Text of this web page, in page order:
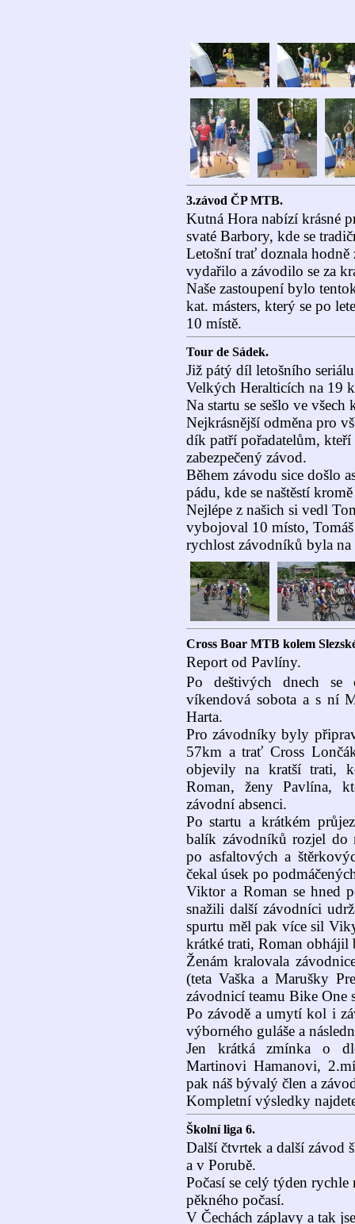
3.závod ČP MTB.
Kutná Hora nabízí krásné
svaté Barbory, kde se
Letošní trať doznala hodně
vydařilo a závodilo se za
Naše zastoupení bylo
kat. másters, který se po
10 místě.
Tour de Sádek.
Již pátý díl letošního
Velkých Heralticích na 19
Na startu se sešlo ve
Nejkrásnější odměna pro
dík patří pořadatelům,
zabezpečený závod.
Během závodu sice došlo
pádu, kde se naštěstí
Nejlépe z našich si vedl
vybojoval 10 místo,
rychlost závodníků byla
Cross Boar MTB kolem
Report od Pavlíny.
Po deštivých dnech se
víkendová sobota a s ní
Harta.
Pro závodníky byly
57km a trať Cross
objevily na kratší trati,
Roman, ženy Pavlína,
závodní absenci.
Po startu a krátkém
balík závodníků rozjel do
po asfaltových a
čekal úsek po
Viktor a Roman se hned
snažili další závodníci
spurtu měl pak více sil
krátké trati, Roman obhájil
Ženám kralovala
(teta Vaška a Marušky
závodnicí teamu Bike One
Po závodě a umytí kol i
výborného guláše a
Jen krátká zmínka o
Martinovi Hamanovi,
pak náš bývalý člen a
Kompletní výsledky
Školní liga 6.
Další čtvrtek a další závod
a v Porubě.
Počasí se celý týden
pěkného počasí.
V Čechách záplavy a tak